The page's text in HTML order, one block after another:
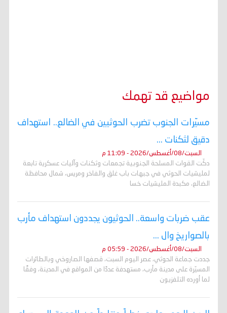
مواضيع قد تهمك
مسيّرات الجنوب تضرب الحوثيين في الضالع.. استهداف
دقيق لثكنات ...
السبت/08/أغسطس/2026 - 11:09 م
دكّت القوات المسلحة الجنوبية تجمعات وثكنات وآليات عسكرية تابعة
لمليشيات الحوثي في جبهات باب غلق والفاخر ومريس، شمال محافظة
الضالع، مكبدة المليشيات خسا
عقب ضربات واسعة.. الحوثيون يجددون استهداف مأرب
بالصواريخ وال ...
السبت/08/أغسطس/2026 - 05:59 م
جددت جماعة الحوثي، عصر اليوم السبت، قصفها الصاروخي وبالطائرات
المسيّرة على مدينة مأرب، مستهدفة عددًا من المواقع في المدينة، وفقًا
لما أورده التلفزيون